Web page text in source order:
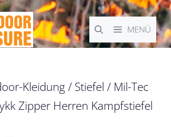
MENÜ
Kleidung/ Stiefel / Mil-Tec
Zipper Herren Kampfstiefel